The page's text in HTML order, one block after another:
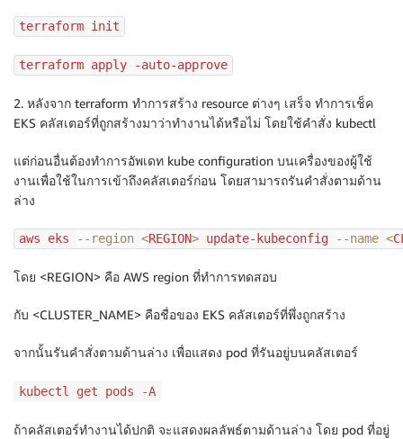
terraform init
terraform apply -auto-approve
2. หลังจาก terraform ทำการสร้าง resource ต่างๆ เสร็จ ทำการเช็ค
EKS คลัสเตอร์ที่ถูกสร้างมาว่าทำงานได้หรือไม่ โดยใช้คำสั่ง kubectl
แต่ก่อนอื่นต้องทำการอัพเดท kube configuration บนเครื่องของผู้ใช้
งานเพื่อใช้ในการเข้าถึงคลัสเตอร์ก่อน โดยสามารถรันคำสั่งตามด้าน
ล่าง
aws eks --region <REGION> update-kubeconfig --name <
โดย <REGION> คือ AWS region ที่ทำการทดสอบ
กับ <CLUSTER_NAME> คือชื่อของ EKS คลัสเตอร์ที่พึ่งถูกสร้าง
จากนั้นรันคำสั่งตามด้านล่าง เพื่อแสดง pod ที่รันอยู่บนคลัสเตอร์
kubectl get pods -A
ถ้าคลัสเตอร์ทำงานได้ปกติ จะแสดงผลลัพธ์ตามด้านล่าง โดย pod ที่อยู่